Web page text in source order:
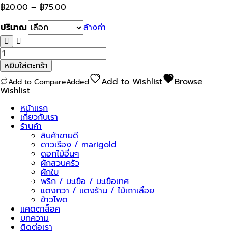
฿20.00 – ฿75.00
ปริมาณ
ล้างค่า
จำนวน
โหระพา
ใบ
ใหญ่
หัว
ป่า
หยิบใส่ตะกร้า
Add to CompareAdded Add to Wishlist Browse
Wishlist
หน้าแรก
เกี่ยวกับเรา
ร้านค้า
สินค้าขายดี
ดาวเรือง / marigold
ดอกไม้อื่นๆ
ผักสวนครัว
ผักใบ
พริก / มะเขือ / มะเขือเทศ
แตงกวา / แตงร้าน / ไม้เถาเลื้อย
ข้าวโพด
แคตตาล็อค
บทความ
ติดต่อเรา